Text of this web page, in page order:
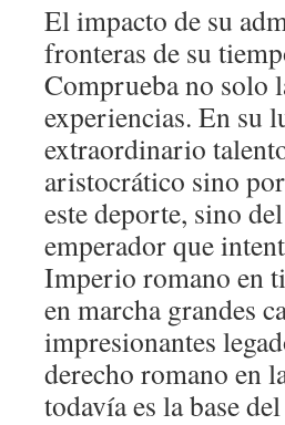
El impacto de su
fronteras de su
Comprueba no solo
experiencias. En su
extraordinario
aristocrático sino
este deporte, sino
emperador que
Imperio romano en
en marcha grandes
impresionantes
derecho romano en
todavía es la base